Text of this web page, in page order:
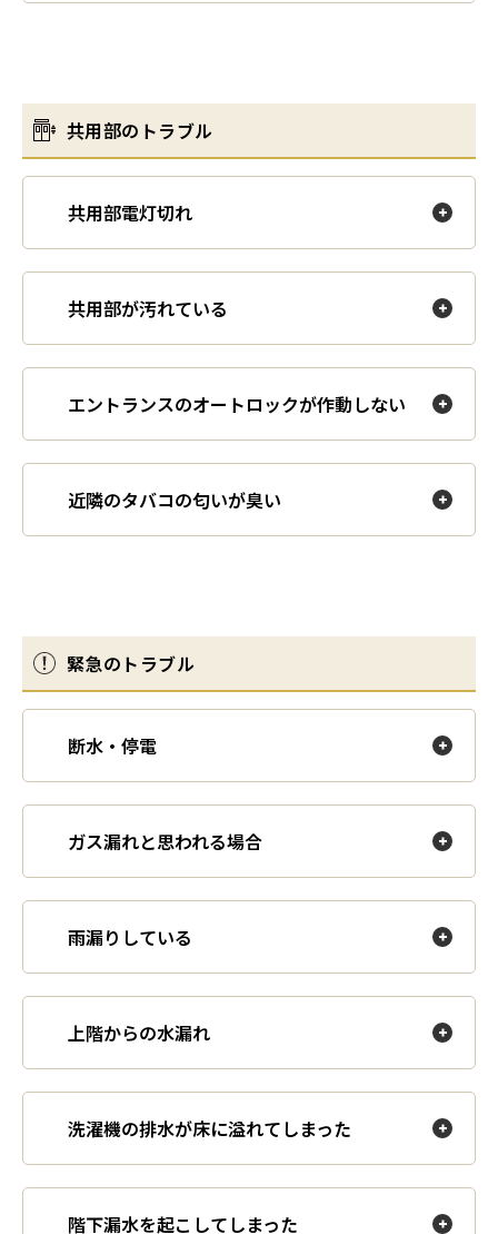
共用部のトラブル
共用部電灯切れ
共用部が汚れている
エントランスのオートロックが作動しない
近隣のタバコの匂いが臭い
緊急のトラブル
断水・停電
ガス漏れと思われる場合
雨漏りしている
上階からの水漏れ
洗濯機の排水が床に溢れてしまった
階下漏水を起こしてしまった